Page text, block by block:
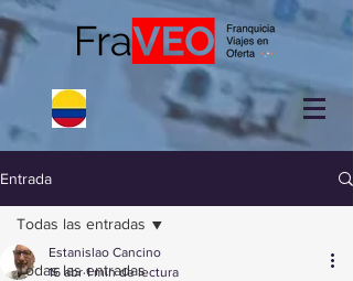
Entrada
Todas las entradas
Todas las entradas
Estanislao Cancino
16 abr 1 min de lectura